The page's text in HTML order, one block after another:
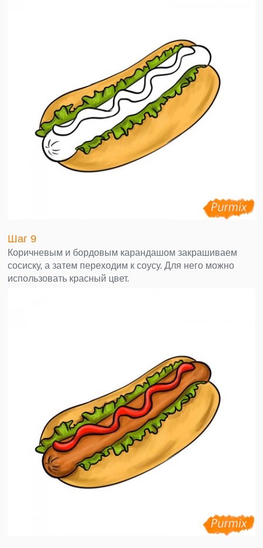
Шаг 9
Коричневым и бордовым карандашом закрашиваем
сосиску, а затем переходим к соусу. Для него можно
использовать красный цвет.